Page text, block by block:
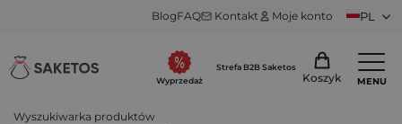
BlogFAQ Kontakt Moje konto PL
Wyszukiwarka produktów
Wyprzedaż
Strefa B2B Saketos
Koszyk MENU